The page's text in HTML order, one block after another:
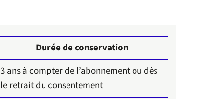
Durée de conservation
3 ans à compter de l’abonnement ou dès
le retrait du consentement